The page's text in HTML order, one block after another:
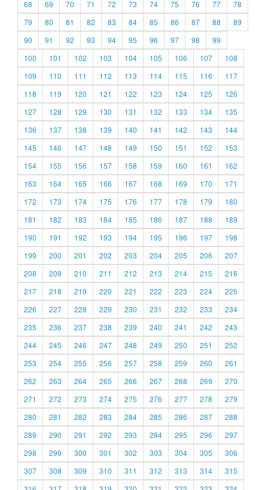
68
69 70 71 72 73 74 75 76 77
78
79
80 81 82 83 84 85 86 87 88
89
90
91 92 93 94 95 96 97 98
99
100
101 102 103 104 105 106 107
108
109
110 111 112 113 114 115 116
117
118
119 120 121 122 123 124 125
126
127
128 129 130 131 132 133 134
135
136
137 138 139 140 141 142 143
144
145
146 147 148 149 150 151 152
153
154
155 156 157 158 159 160 161
162
163
164 165 166 167 168 169 170
171
172
173 174 175 176 177 178 179
180
181
182 183 184 185 186 187 188
189
190
191 192 193 194 195 196 197
198
199
200 201 202 203 204 205 206
207
208
209 210 211 212 213 214 215
216
217
218 219 220 221 222 223 224
225
226
227 228 229 230 231 232 233
234
235
236 237 238 239 240 241 242
243
244
245 246 247 248 249 250 251
252
253
254 255 256 257 258 259 260
261
262
263 264 265 266 267 268 269
270
271
272 273 274 275 276 277 278
279
280
281 282 283 284 285 286 287
288
289
290 291 292 293 294 295 296
297
298
299 300 301 302 303 304 305
306
307
308 309 310 311 312 313 314
315